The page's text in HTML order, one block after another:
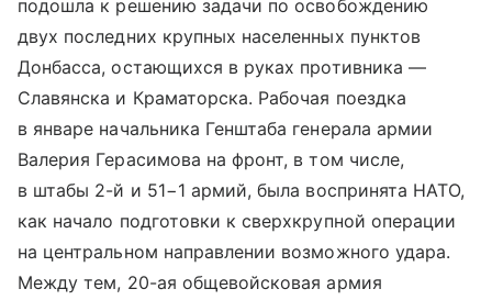
подошла к решению задачи по освобождению
двух последних крупных населенных пунктов
Донбасса, остающихся в руках противника —
Славянска и Краматорска. Рабочая поездка
в январе начальника Генштаба генерала армии
Валерия Герасимова на фронт, в том числе,
в штабы 2-й и 51−1 армий, была воспринята НАТО,
как начало подготовки к сверхкрупной операции
на центральном направлении возможного удара.
Между тем, 20-ая общевойсковая армия